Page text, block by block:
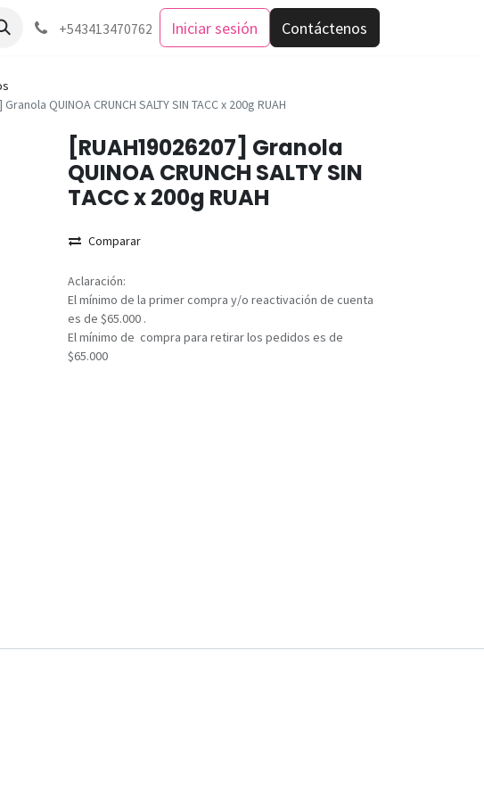
+543413470762 Iniciar sesión Contáctenos
QUINOA CRUNCH SALTY SIN TACC x 200g RUAH
[RUAH19026207] Granola
QUINOA CRUNCH SALTY SIN
TACC x 200g RUAH
Comparar
Aclaración:
El mínimo de la primer compra y/o reactivación de cuenta
es de $65.000 .
El mínimo de compra para retirar los pedidos es de
$65.000